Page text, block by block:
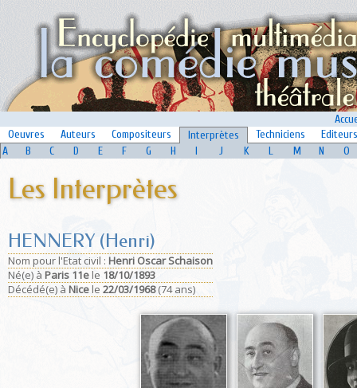
Oeuvres
Auteurs Compositeurs Interprètes Techniciens
Editeurs
A
B C D E F G H I J K L M N O
Les Interprètes
HENNERY (Henri)
Nom pour l'Etat civil : Henri Oscar Schaison
Né(e) à Paris 11e le 18/10/1893
Décédé(e) à Nicele 22/03/1968(74 ans)